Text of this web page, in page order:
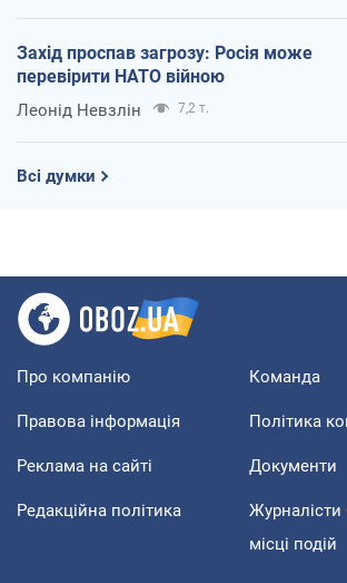
Захід проспав загрозу: Росія може
перевірити НАТО війною
Леонід Невзлін 7,2 т.
Всі думки
Про компанію Команда
Правова інформація Політика
Реклама на сайті Документи
Редакційна політика
Журналісти
місці подій